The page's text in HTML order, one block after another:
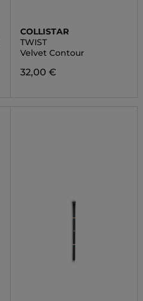
COLLISTAR
TWIST
Velvet Contour
32,00 €